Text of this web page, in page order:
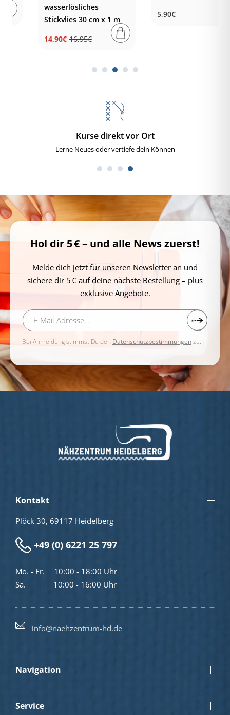
wasserlösliches
Stickvlies 30 cm x 1 m
Normaler16,95€
Verkaufspreis
14,90€
Normaler
5,90€
Über 40 Jahre Erfahrung
Kompetente Beratung & Fachwissen
Hol dir 5 € – und alle News zuerst!
Melde dich jetzt für unseren Newsletter an und
sichere dir 5 € auf deine nächste Bestellung – plus
exklusive Angebote.
Bei Anmeldung stimmst Du den Datenschutzbestimmungenzu.
Kontakt
Plöck 30, 69117 Heidelberg
+49 (0) 6221 25 797
Mo. - Fr.
10:00 - 18:00 Uhr
Sa.
10:00 - 16:00 Uhr
info@naehzentrum-hd.de
Navigation
Service